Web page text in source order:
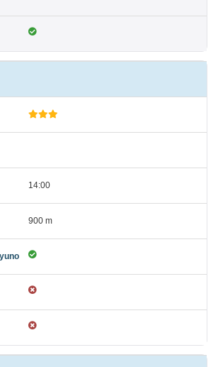
14:00
900 m